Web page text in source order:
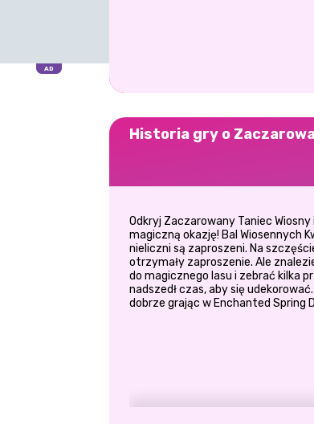
Historia gry o
Odkryj Zaczarowany Taniec
magiczną okazję! Bal Wiosennych
nieliczni są zaproszeni. Na
otrzymały zaproszenie. Ale
do magicznego lasu i zebrać kilka
nadszedł czas, aby się
dobrze grając w Enchanted Spring